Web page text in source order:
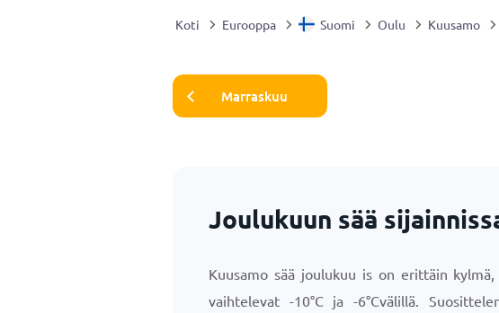
Koti Eurooppa Suomi Oulu Kuusamo
Marraskuu
Joulukuun sää
Kuusamo sää joulukuu is on erittäin
vaihtelevat -10°Cja-6°Cvälillä.